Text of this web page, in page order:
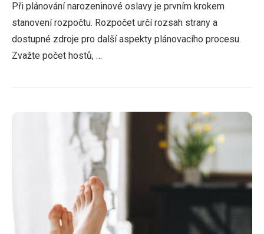
Při plánování narozeninové oslavy je prvním krokem
stanovení rozpočtu. Rozpočet určí rozsah strany a
dostupné zdroje pro další aspekty plánovacího procesu.
Zvažte počet hostů, …